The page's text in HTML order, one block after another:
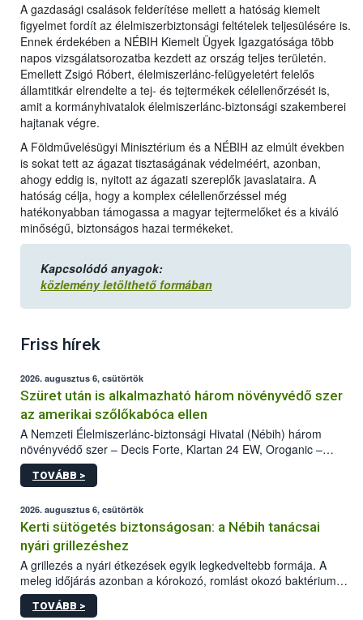
A gazdasági csalások felderítése mellett a hatóság kiemelt
figyelmet fordít az élelmiszerbiztonsági feltételek teljesülésére is.
Ennek érdekében a NÉBIH Kiemelt Ügyek Igazgatósága több
napos vizsgálatsorozatba kezdett az ország teljes területén.
Emellett Zsigó Róbert, élelmiszerlánc-felügyeletért felelős
államtitkár elrendelte a tej- és tejtermékek célellenőrzését is,
amit a kormányhivatalok élelmiszerlánc-biztonsági szakemberei
hajtanak végre.
A Földművelésügyi Minisztérium és a NÉBIH az elmúlt években
is sokat tett az ágazat tisztaságának védelméért, azonban,
ahogy eddig is, nyitott az ágazati szereplők javaslataira. A
hatóság célja, hogy a komplex célellenőrzéssel még
hatékonyabban támogassa a magyar tejtermelőket és a kiváló
minőségű, biztonságos hazai termékeket.
Kapcsolódó anyagok:
közlemény letölthető formában
Friss hírek
2026. augusztus 6, csütörtök
Szüret után is alkalmazható három növényvédő szer
az amerikai szőlőkabóca ellen
A Nemzeti Élelmiszerlánc-biztonsági Hivatal (Nébih) három
növényvédő szer – Decis Forte, Klartan 24 EW, Oroganic –
engedélyokiratát módosította, így azok a szüretet követően,
egészen a vesszőérettség (BBCH 91) stádiumáig
érésű szőlőkben is legyen lehetőség a károsító elleni további
védekezésre. Az Oroganic készítmény kis kiszerelésben kiskerti
felhasználók számára is elérhető és ökológiai termesztésben is
engedélyezett.
TOVÁBB >
2026. augusztus 6, csütörtök
Kerti sütögetés biztonságosan: a Nébih tanácsai
nyári grillezéshez
A grillezés a nyári étkezések egyik legkedveltebb formája. A
meleg időjárás azonban a kórokozó, romlást okozó baktériumok
gyorsabb szaporodásának is kedvez. A szabadtéri sütögetés
ezért nem csupán a megfelelő sütési technikáról szól: legalább
TOVÁBB >